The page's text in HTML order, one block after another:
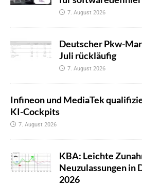
7. August 2026
Deutscher Pkw-
Juli rückläufig
7. August 2026
Infineon und MediaTek
KI-Cockpits
7. August 2026
KBA: Leichte
Neuzulassungen in
2026